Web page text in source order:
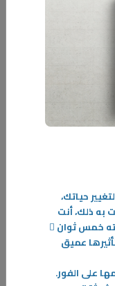
من الأمور مستقرة لا
حين تتسارع الأحداث من
والأحداث تتلاحق،
حياتك،
به ذلك، أنت
خمس ثوان
عميق
على الفور.